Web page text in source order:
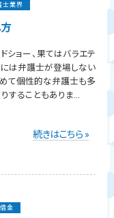
士業界
ショー、果てはバラエテ
には弁護士が登場しない
めて個性的な弁護士も多
することもありま...
続きはこちら »
金